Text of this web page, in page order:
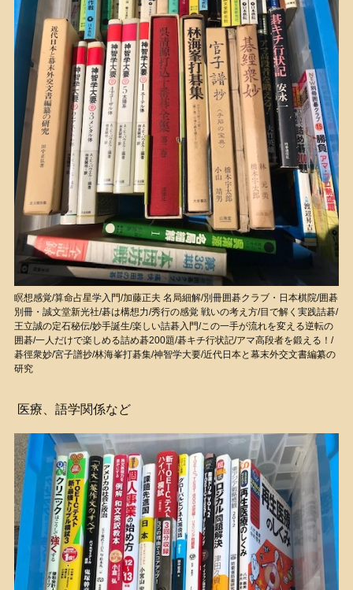
瞑想感覚/算命占星学入門/加藤正夫 名局細解/別冊囲碁クラブ・日本棋院/囲碁
別冊・誠文堂新光社/碁は構想力/秀行の感覚 戦いの考え方/目で解く実践詰碁/
王立誠の定石秘伝/妙手誕生/楽しい詰碁入門/この一手が流れを変える逆転の
囲碁/一人だけで楽しめる詰め碁200題/碁キチ行状記/アマ高段者を鍛える！/
碁徑衆妙/宮子譜抄/林海峯打碁集/神智学大要/近代日本と幕末外交文書編纂の
研究
医療、語学関係など